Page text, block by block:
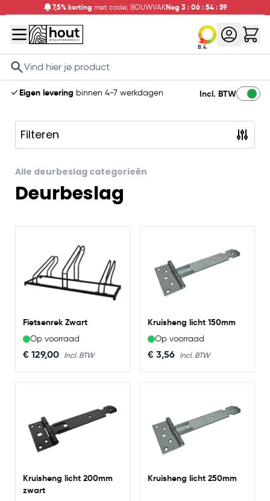
7,5% korting met code; BOUWVAKNog 3 : 06 : 54 : 59
8.4
Search
Eigen levering binnen 4-7 werkdagen Incl. BTW
Filteren
Skip to product list
Alle deurbeslag categorieën
Deurbeslag
Fietsenrek Zwart
Op voorraad
€ 129,00
Kruisheng licht 150mm
Op voorraad
€ 3,56
Kruisheng licht 200mm
zwart
Kruisheng licht 250mm